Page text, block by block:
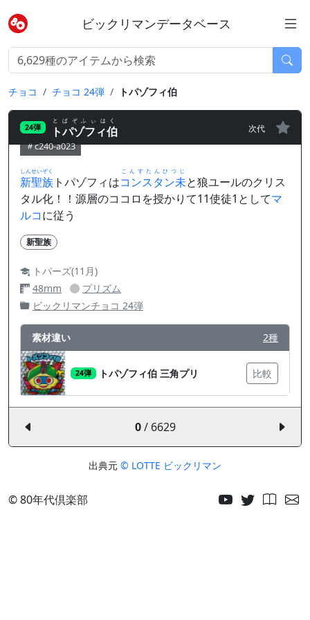
ビックリマンデータベース
チョコ チョコ 24弾 トパゾフィ伯
24弾 トパゾフィ伯
とぱぞふぃはく
次代
c240-a023
新聖族
しんせいぞく
トパゾフィはコンスタン未
こんすたんひつじ
と狼ユールのクリス
タル化！！源層のココロを授かりて11使徒1としてマ
ルコに従う
新聖族
トパーズ(11月)
48mm
プリズム
ビックリマンチョコ 24弾
素材違い 2種
24弾 トパゾフィ伯 三角プリ 比較
0/ 6629
出典元 © LOTTE ビックリマン
© 80年代倶楽部